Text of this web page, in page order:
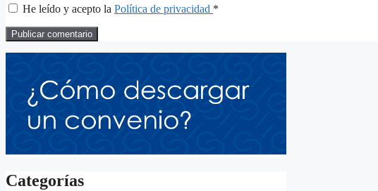
He leído y acepto la Política de privacidad *
Categorías